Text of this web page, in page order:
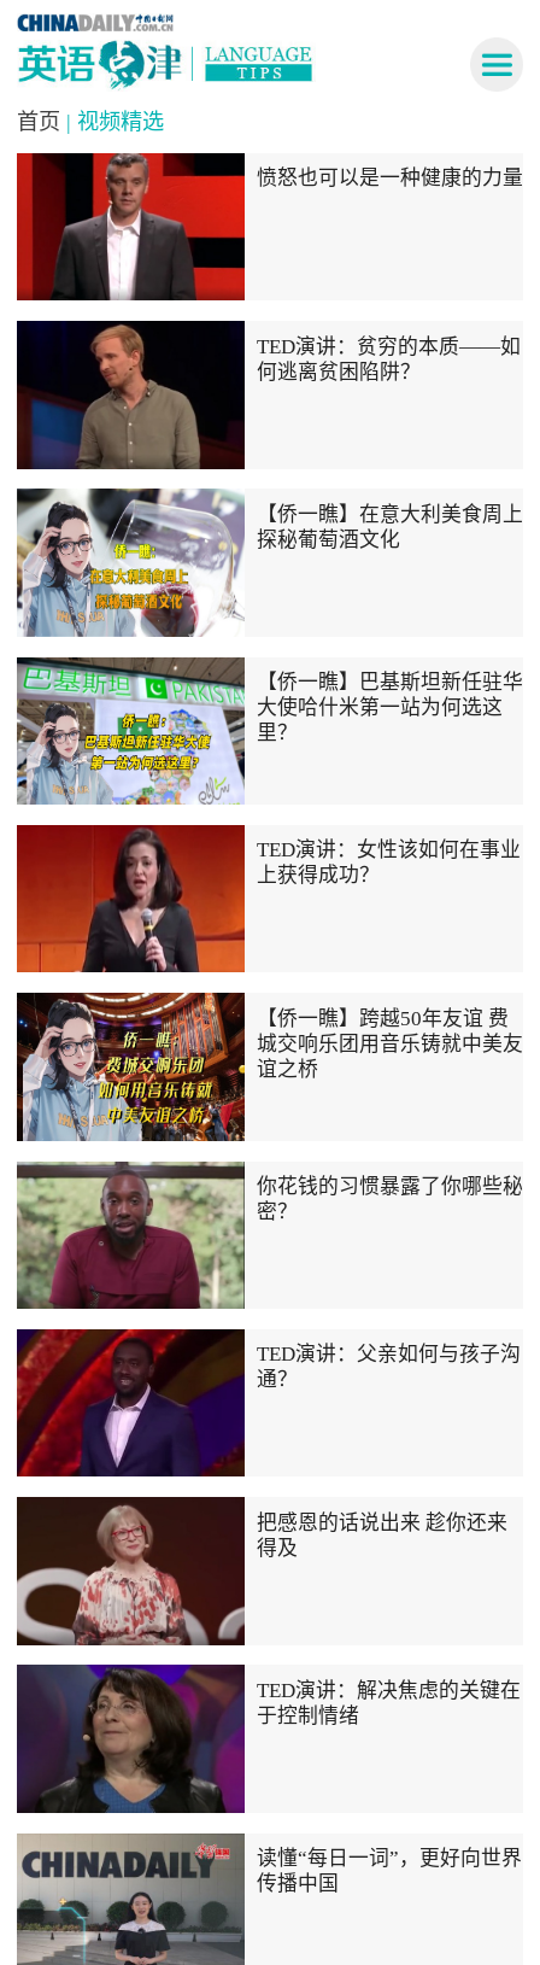
首页 | 视频精选
愤怒也可以是一种健康的力量
TED演讲：贫穷的本质——如
何逃离贫困陷阱？
【侨一瞧】在意大利美食周上
探秘葡萄酒文化
【侨一瞧】巴基斯坦新任驻华
大使哈什米第一站为何选这
里？
TED演讲：女性该如何在事业
上获得成功？
【侨一瞧】跨越50年友谊 费
城交响乐团用音乐铸就中美友
谊之桥
你花钱的习惯暴露了你哪些秘
密？
TED演讲：父亲如何与孩子沟
通？
把感恩的话说出来 趁你还来
得及
TED演讲：解决焦虑的关键在
于控制情绪
读懂“每日一词”，更好向世界
传播中国